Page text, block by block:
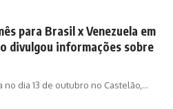
para Brasil x Venezuela em
divulgou informações sobre
dia 13 de outubro no Castelão,…